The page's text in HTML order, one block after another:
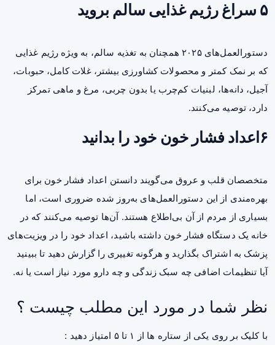
۵ سراغ رژیم غذایی سالم بروید
دستورالعمل‌های ۲۰۲۵ همچنان به تغذیه سالم، به ویژه رژیم غذایی
که بر نمک کمتر و محصولات کشاورزی بیشتر، غلات کامل، حبوبات،
آجیل، دانه‌ها، لبنیات کم‌چرب یا بدون چربی، مرغ و ماهی تمرکز
دارد، توصیه می‌کنند.
۶اعداد فشار خون خود را بدانید
متخصصان قلب و عروق می‌گویند دانستن اعداد فشار خون برای
بهره‌مندی از این دستورالعمل‌های به‌روز شده ضروری است، اما
بسیاری از مردم از آن بی‌اطلاع هستند. آن‌ها توصیه می‌کنند که در
خانه یک دستگاه فشار خون داشته باشید، اعداد خود را در ویزیت‌های
پزشک به اشتراک بگذارید و هرگونه تغییری را گزارش دهید تا ببینید
آیا تنظیمات اضافی چه سبک زندگی و چه دارو مورد نیاز است یا نه.
نظر شما در مورد این مطلب چیست ؟
با کلیک بر روی یکی از ستاره ها از ۱ تا ۵ امتیاز دهید :